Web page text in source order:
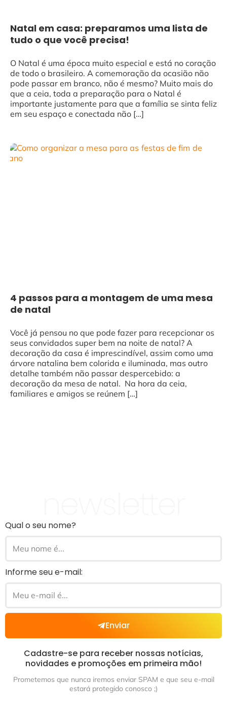
Natal em casa: preparamos uma lista de
tudo o que você precisa!
O Natal é uma época muito especial e está no coração
de todo o brasileiro. A comemoração da ocasião não
pode passar em branco, não é mesmo? Muito mais do
que a ceia, toda a preparação para o Natal é
importante justamente para que a família se sinta feliz
em seu espaço e conectada não […]
4 passos para a montagem de uma mesa
de natal
Você já pensou no que pode fazer para recepcionar os
seus convidados super bem na noite de natal? A
decoração da casa é imprescindível, assim como uma
árvore natalina bem colorida e iluminada, mas outro
detalhe também não passar despercebido: a
decoração da mesa de natal. Na hora da ceia,
familiares e amigos se reúnem […]
Qual o seu nome?
Informe seu e-mail:
Enviar
Cadastre-se para receber nossas notícias,
novidades e promoções em primeira mão!
Prometemos que nunca iremos enviar SPAM e que seu e-mail
estará protegido conosco ;)